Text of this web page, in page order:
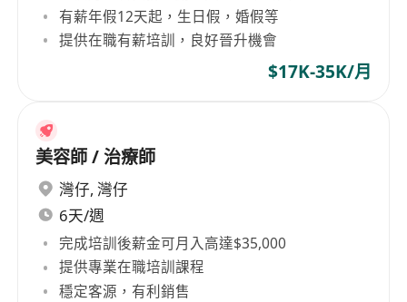
有薪年假12天起，生日假，婚假等
提供在職有薪培訓，良好晉升機會
$17K-35K/月
美容師 / 治療師
灣仔, 灣仔
6天/週
完成培訓後薪金可月入高達$35,000
提供專業在職培訓課程
穩定客源，有利銷售